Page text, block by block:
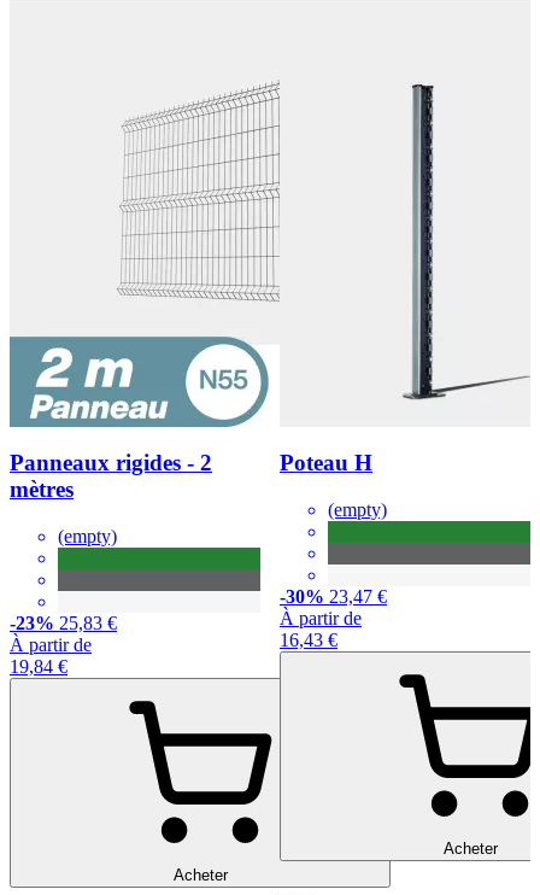
Panneaux rigides - 2
mètres
(empty)
-23% 25,83 €
À partir de
19,84 €
Acheter
Poteau H
(empty)
-30% 23,47 €
À partir de
16,43 €
Acheter